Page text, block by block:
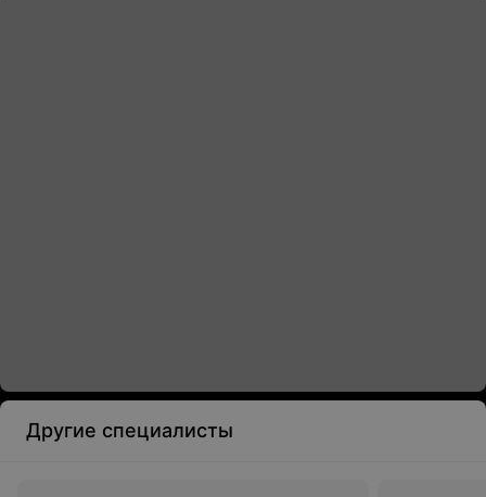
Другие специалисты